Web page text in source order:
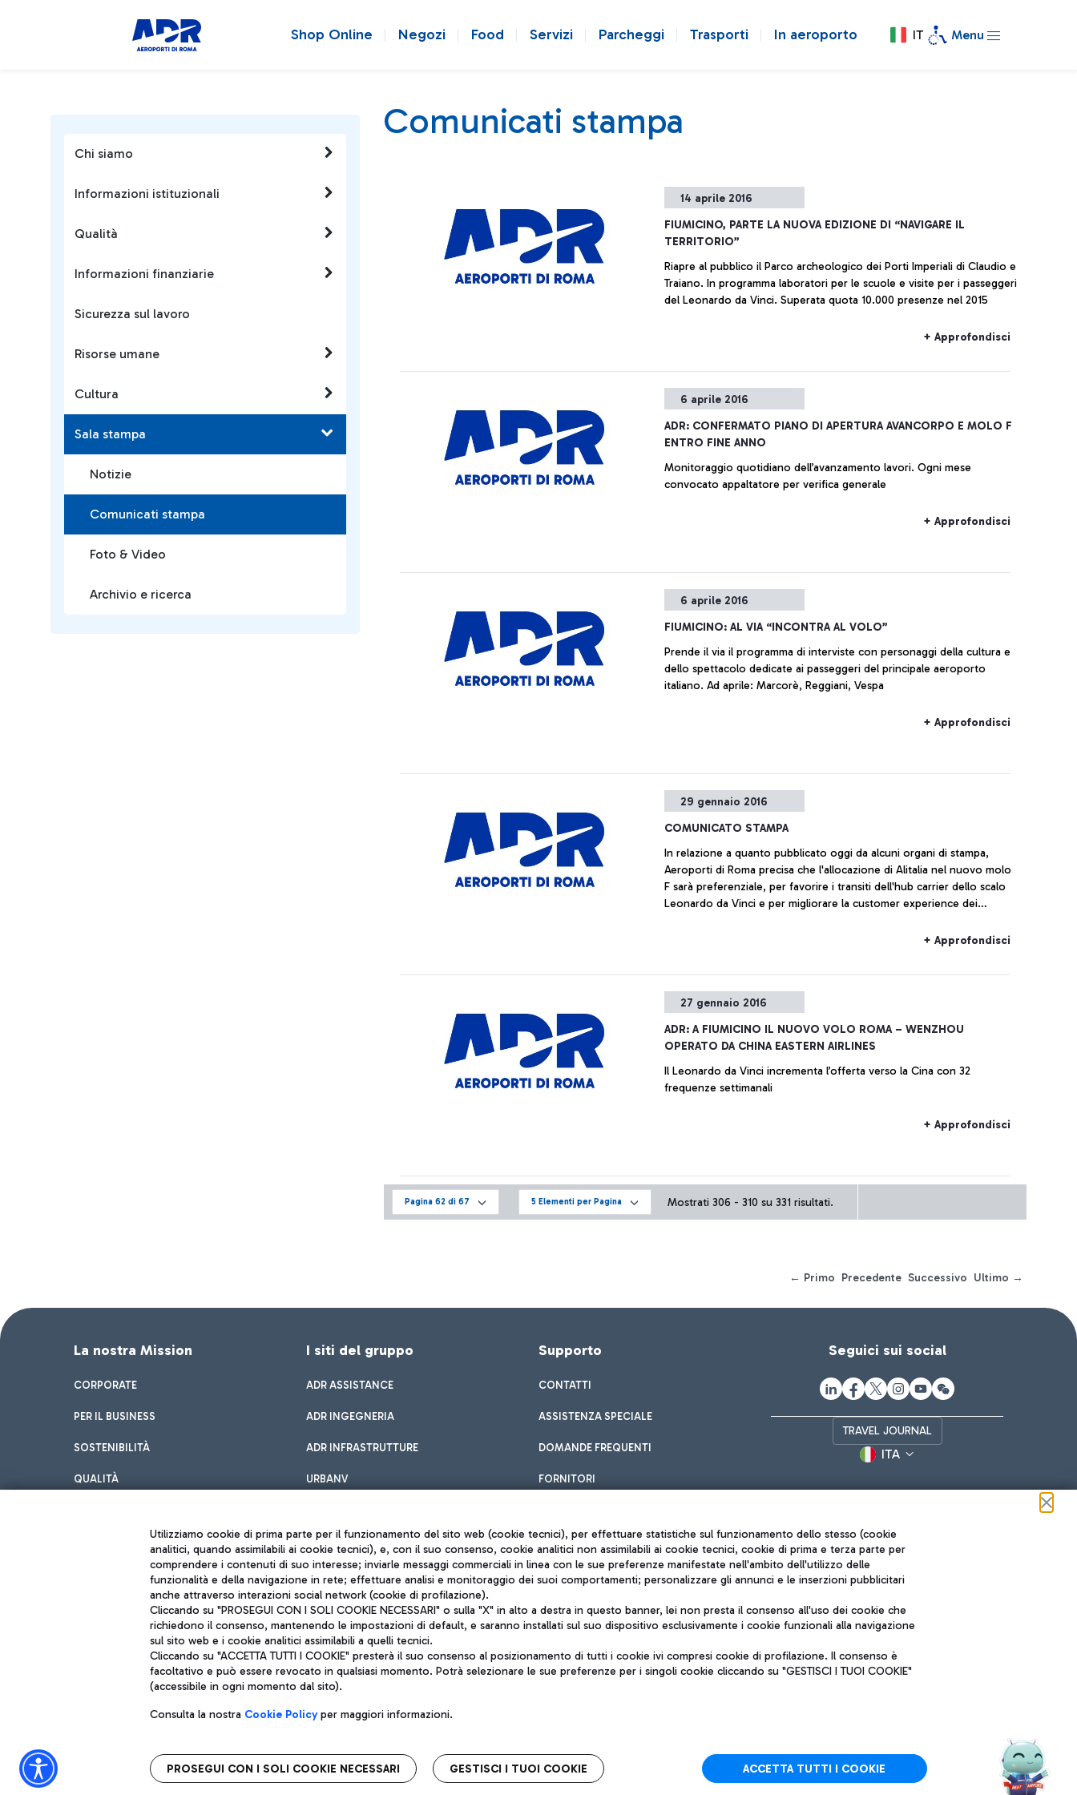
Shop Online Negozi Food Servizi Parcheggi Trasporti In aeroporto IT Menu
Chi siamo
Informazioni istituzionali
Qualità
Informazioni finanziarie
Sicurezza sul lavoro
Risorse umane
Cultura
Sala stampa
Notizie
Comunicati stampa
Foto & Video
Archivio e ricerca
Comunicati stampa
14 aprile 2016
FIUMICINO, PARTE LA NUOVA EDIZIONE DI “NAVIGARE IL
TERRITORIO”
Riapre al pubblico il Parco archeologico dei Porti Imperiali di Claudio e
Traiano. In programma laboratori per le scuole e visite per i passeggeri
del Leonardo da Vinci. Superata quota 10.000 presenze nel 2015
+ Approfondisci
6 aprile 2016
ADR: CONFERMATO PIANO DI APERTURA AVANCORPO E MOLO F
ENTRO FINE ANNO
Monitoraggio quotidiano dell’avanzamento lavori. Ogni mese
convocato appaltatore per verifica generale
+ Approfondisci
6 aprile 2016
FIUMICINO: AL VIA “INCONTRA AL VOLO”
Prende il via il programma di interviste con personaggi della cultura e
dello spettacolo dedicate ai passeggeri del principale aeroporto
italiano. Ad aprile: Marcorè, Reggiani, Vespa
+ Approfondisci
29 gennaio 2016
COMUNICATO STAMPA
In relazione a quanto pubblicato oggi da alcuni organi di stampa,
Aeroporti di Roma precisa che l'allocazione di Alitalia nel nuovo molo
F sarà preferenziale, per favorire i transiti dell'hub carrier dello scalo
Leonardo da Vinci e per migliorare la customer experience dei
+ Approfondisci
27 gennaio 2016
ADR: A FIUMICINO IL NUOVO VOLO ROMA – WENZHOU
OPERATO DA CHINA EASTERN AIRLINES
Il Leonardo da Vinci incrementa l’offerta verso la Cina con 32
frequenze settimanali
+ Approfondisci
Pagina 62 di 67 5 Elementi per Pagina Mostrati 306 - 310 su 331 risultati.
← Primo Precedente Successivo Ultimo →
La nostra Mission
CORPORATE
PER IL BUSINESS
SOSTENIBILITÀ
QUALITÀ
I siti del gruppo
ADR ASSISTANCE
ADR INGEGNERIA
ADR INFRASTRUTTURE
URBANV
Supporto
CONTATTI
ASSISTENZA SPECIALE
DOMANDE FREQUENTI
FORNITORI
Seguici sui social
TRAVEL JOURNAL
ITA
Aeroporti di Roma S.p.A. - Società soggetta a direzione e coordinamento di Mundys S.p.A.
Codice fiscale e Registro delle Imprese di Roma 13032990155 P. IVA 06572251004
Capitale sociale 62.224.743,00 int. vers.
Sede legale: Via Pier Paolo Racchetti 1 - 00054 Fiumicino (RM) telefono +39 06 65951
Note legali
Mappa sito
Accessibilità
Roma FCO
L'aeroporto stellato
QUALITÀ SOSTENIBILITÀ INNOVAZIONE
Utilizziamo cookie di prima parte per il funzionamento del sito web (cookie tecnici), per effettuare statistiche sul funzionamento dello stesso (cookie
analitici, quando assimilabili ai cookie tecnici), e, con il suo consenso, cookie analitici non assimilabili ai cookie tecnici, cookie di prima e terza parte per
comprendere i contenuti di suo interesse; inviarle messaggi commerciali in linea con le sue preferenze manifestate nell'ambito dell'utilizzo delle
funzionalità e della navigazione in rete; effettuare analisi e monitoraggio dei suoi comportamenti; personalizzare gli annunci e le inserzioni pubblicitari
anche attraverso interazioni social network (cookie di profilazione).
Cliccando su "PROSEGUI CON I SOLI COOKIE NECESSARI" o sulla "X" in alto a destra in questo banner, lei non presta il consenso all'uso dei cookie che
richiedono il consenso, mantenendo le impostazioni di default, e saranno installati sul suo dispositivo esclusivamente i cookie funzionali alla navigazione
sul sito web e i cookie analitici assimilabili a quelli tecnici.
Cliccando su "ACCETTA TUTTI I COOKIE" presterà il suo consenso al posizionamento di tutti i cookie ivi compresi cookie di profilazione. Il consenso è
facoltativo e può essere revocato in qualsiasi momento. Potrà selezionare le sue preferenze per i singoli cookie cliccando su "GESTISCI I TUOI COOKIE"
(accessibile in ogni momento dal sito).
Consulta la nostra Cookie Policyper maggiori informazioni.
PROSEGUI CON I SOLI COOKIE NECESSARI GESTISCI I TUOI COOKIE ACCETTA TUTTI I COOKIE